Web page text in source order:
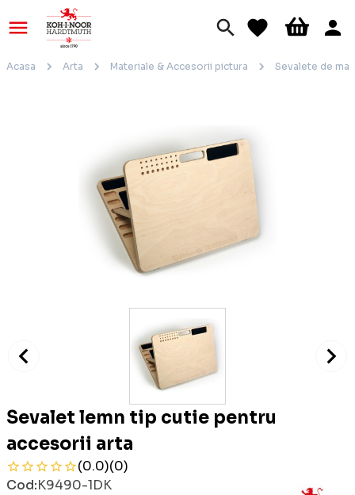
Acasa Arta Materiale & Accesorii pictura Sevalete de
Sevalet lemn tip cutie pentru
accesorii arta
(0.0)(0)
Cod:K9490-1DK